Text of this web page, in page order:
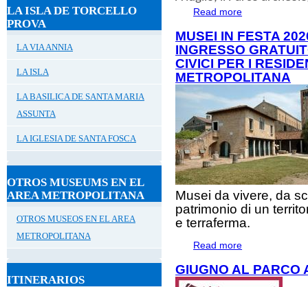
LA ISLA DE TORCELLO
PROVA
LA VIA ANNIA
LA ISLA
LA BASILICA DE SANTA MARIA
ASSUNTA
LA IGLESIA DE SANTA FOSCA
OTROS MUSEUMS EN EL
AREA METROPOLITANA
OTROS MUSEOS EN EL AREA
METROPOLITANA
ITINERARIOS
Read more
MUSEI IN FESTA
INGRESSO
CIVICI PER I
METROPOLITANA
Musei da vivere, da
patrimonio di un
e terraferma.
Read more
GIUGNO AL PARCO